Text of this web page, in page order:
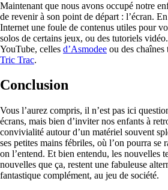
Maintenant que nous avons occupé notre
de revenir à son point de départ : l’écran.
Internet une foule de contenus utiles pour
solos de certains jeux, ou des tutoriels
YouTube, celles d’Asmodee ou des chaînes
Tric Trac.
Conclusion
Vous l’aurez compris, il n’est pas ici
écrans, mais bien d’inviter nos enfants à
convivialité autour d’un matériel souvent
ses petites mains fébriles, où l’on pourra se
on l’entend. Et bien entendu, les nouvelles
nouvelles que ça, restent une fabuleuse
fantastique complément, au jeu de société.